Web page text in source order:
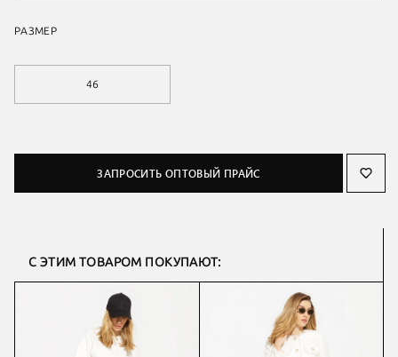
РАЗМЕР
46
ЗАПРОСИТЬ ОПТОВЫЙ ПРАЙС
С ЭТИМ ТОВАРОМ ПОКУПАЮТ: